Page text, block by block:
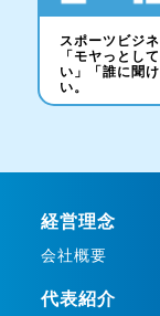
スポーツビジ
「モヤっとし
い」「誰に聞
い。
経営理念
会社概要
代表紹介